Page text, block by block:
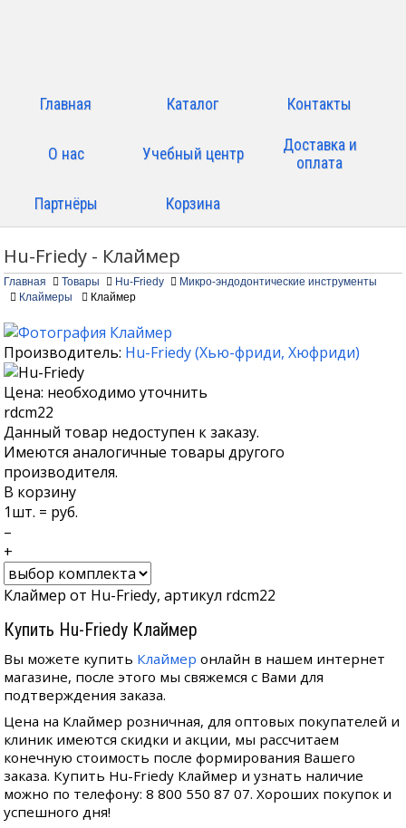
Главная Каталог Контакты
О нас Учебный центр
Доставка и
оплата
Партнёры Корзина
Hu-Friedy - Клаймер
Главная Товары Hu-Friedy
Микро-эндодонтические инструменты
Клаймеры
Клаймер
Производитель: Hu-Friedy(Хью-фриди,Хюфриди)
Цена: необходимо уточнить
rdcm22
Данный товар недоступен к заказу.
Имеются аналогичные товары другого
производителя.
В корзину
1шт. = руб.
–
+
Клаймер от Hu-Friedy, артикул rdcm22
Купить Hu-Friedy Клаймер
Вы можете купить Клаймер онлайн в нашем интернет
магазине, после этого мы свяжемся с Вами для
подтверждения заказа.
Цена на Клаймер розничная, для оптовых покупателей и
клиник имеются скидки и акции, мы рассчитаем
конечную стоимость после формирования Вашего
заказа. Купить Hu-Friedy Клаймер и узнать наличие
можно по телефону: 8 800 550 87 07. Хороших покупок и
успешного дня!